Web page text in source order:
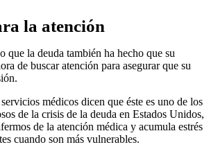
la atención
que la deuda también ha hecho que su
de buscar atención para asegurar que su
médicos dicen que éste es uno de los
de la crisis de la deuda en Estados Unidos,
de la atención médica y acumula estrés
cuando son más vulnerables.